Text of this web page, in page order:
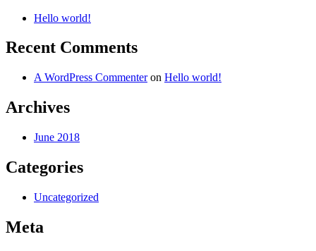
Hello world!
Recent Comments
A WordPress Commenteron Hello world!
Archives
June 2018
Categories
Uncategorized
Meta